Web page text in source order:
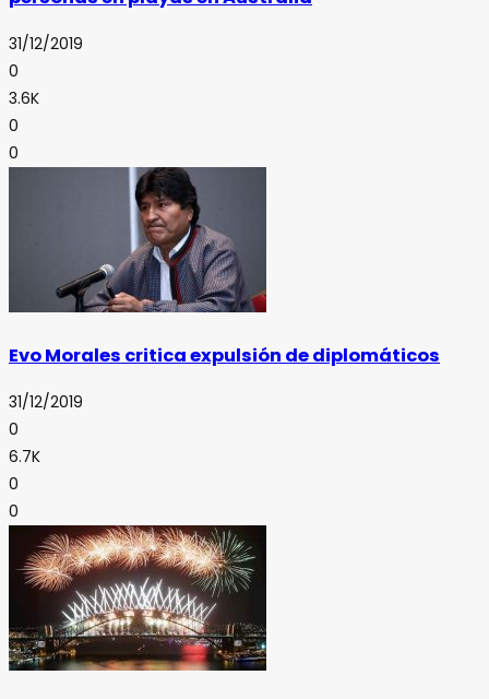
31/12/2019
0
3.6K
0
0
Evo Morales critica expulsión de diplomáticos
31/12/2019
0
6.7K
0
0